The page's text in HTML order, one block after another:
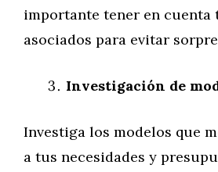
importante tener en cuenta
asociados para evitar
Investigación de
Investiga los modelos que
a tus necesidades y